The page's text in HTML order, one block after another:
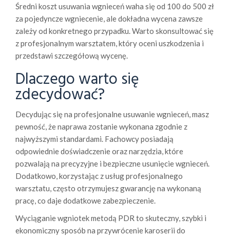
Średni koszt usuwania wgnieceń waha się od 100 do 500 zł
za pojedyncze wgniecenie, ale dokładna wycena zawsze
zależy od konkretnego przypadku. Warto skonsultować się
z profesjonalnym warsztatem, który oceni uszkodzenia i
przedstawi szczegółową wycenę.
Dlaczego warto się
zdecydować?
Decydując się na profesjonalne usuwanie wgnieceń, masz
pewność, że naprawa zostanie wykonana zgodnie z
najwyższymi standardami. Fachowcy posiadają
odpowiednie doświadczenie oraz narzędzia, które
pozwalają na precyzyjne i bezpieczne usunięcie wgnieceń.
Dodatkowo, korzystając z usług profesjonalnego
warsztatu, często otrzymujesz gwarancję na wykonaną
pracę, co daje dodatkowe zabezpieczenie.
Wyciąganie wgniotek metodą PDR to skuteczny, szybki i
ekonomiczny sposób na przywrócenie karoserii do